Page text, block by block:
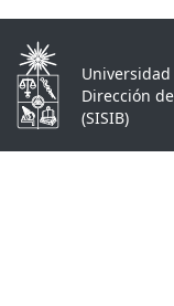
Dirección
(SISIB)